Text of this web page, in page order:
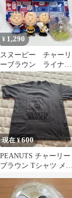
¥ 1,290
スヌーピー チャーリ
ーブラウン ライナ
ス カプキャラプレミ
アム ガチャ
現在 ¥600
PEANUTS チャーリー
ブラウン Tシャツ メン